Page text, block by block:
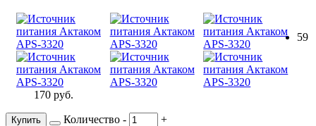
59
170 руб.
Купить Количество - +